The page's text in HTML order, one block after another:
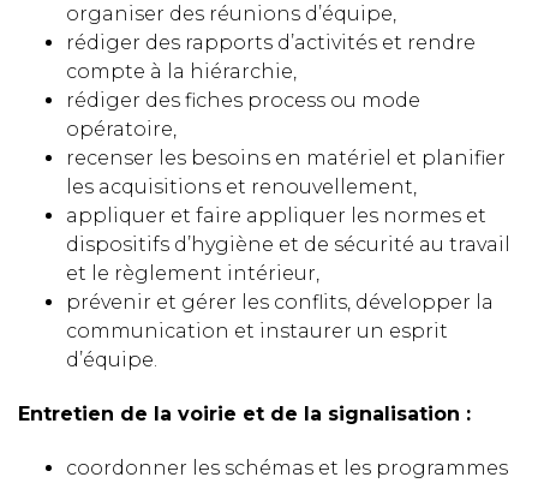
organiser des réunions d’équipe,
rédiger des rapports d’activités et rendre
compte à la hiérarchie,
rédiger des fiches process ou mode
opératoire,
recenser les besoins en matériel et planifier
les acquisitions et renouvellement,
appliquer et faire appliquer les normes et
dispositifs d’hygiène et de sécurité au travail
et le règlement intérieur,
prévenir et gérer les conflits, développer la
communication et instaurer un esprit
d’équipe.
Entretien de la voirie et de la signalisation :
coordonner les schémas et les programmes